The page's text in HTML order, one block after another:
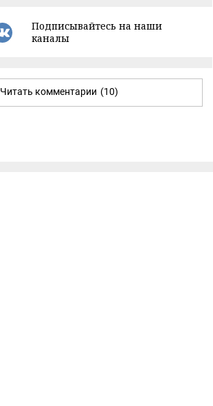
Подписывайтесь на наши
каналы
Читать комментарии (10)